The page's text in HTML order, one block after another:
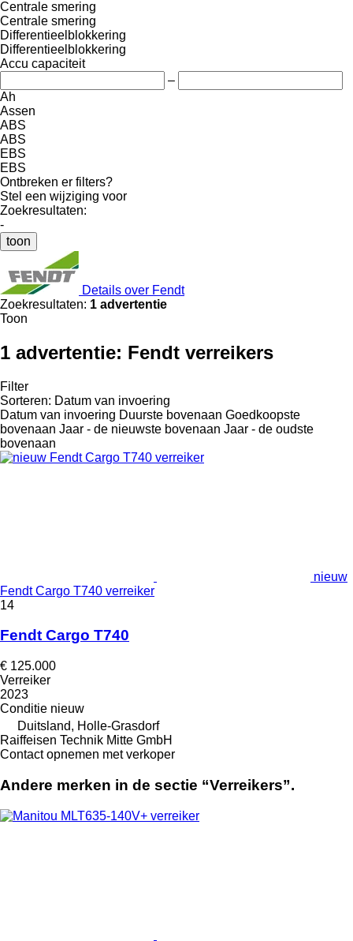
Centrale smering
Centrale smering
Differentieelblokkering
Differentieelblokkering
Accu capaciteit
–
Ah
Assen
ABS
ABS
EBS
EBS
Ontbreken er filters?
Stel een wijziging voor
Zoekresultaten:
-
toon
Details over Fendt
Zoekresultaten: 1 advertentie
Toon
1 advertentie: Fendt verreikers
Filter
Sorteren: Datum van invoering
Datum van invoering Duurste bovenaan Goedkoopste
bovenaan Jaar - de nieuwste bovenaan Jaar - de oudste
bovenaan
nieuw
Fendt Cargo T740 verreiker
14
Fendt Cargo T740
€ 125.000
Verreiker
2023
Conditie nieuw
Duitsland, Holle-Grasdorf
Raiffeisen Technik Mitte GmbH
Contact opnemen met verkoper
Andere merken in de sectie “Verreikers”.